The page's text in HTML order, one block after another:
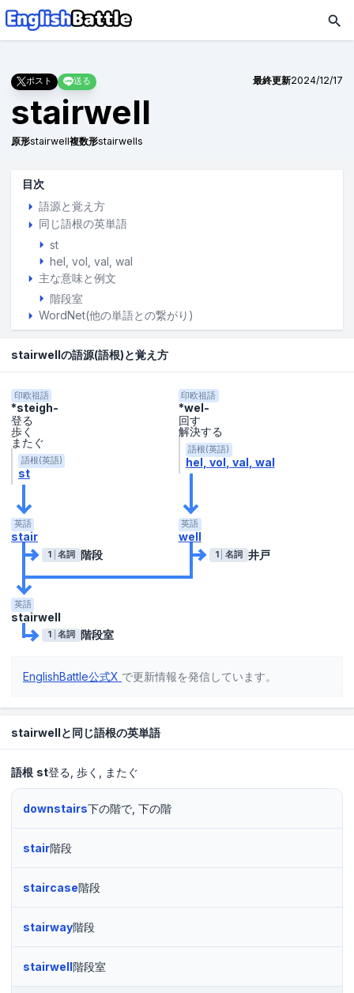
ポスト 送る 最終更新2024/12/17
stairwell
原形stairwell複数形stairwells
目次
語源と覚え方
同じ語根の英単語
st
hel vol val wal
主な意味と例文
階段室
WordNet(他の単語との繋がり)
stairwellの語源(語根)と覚え方
印欧祖語
*steigh-
登る
歩く
またぐ
語根(英語)
st
印欧祖語
*wel-
回す
解決する
語根(英語)
hel vol val wal
英語
stair
1 名詞 階段
英語
well
1 名詞 井戸
英語
stairwell
1 名詞 階段室
EnglishBattle公式X で更新情報を発信しています。
stairwellと同じ語根の英単語
語根 st登る 歩く またぐ
downstairs下の階で, 下の階
stair階段
staircase階段
stairway階段
stairwell階段室